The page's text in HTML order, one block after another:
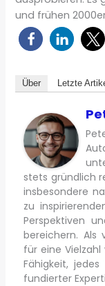
und frühen
Über Letzte
stets gründlich
insbesondere
zu
Perspektiven
bereichern. Als
für eine
Fähigkeit,
fundierter